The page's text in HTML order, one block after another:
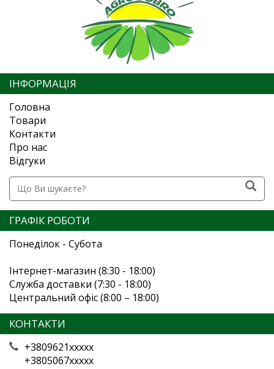
ІНФОРМАЦІЯ
Головна
Товари
Контакти
Про нас
Відгуки
ГРАФІК РОБОТИ
Понеділок - Субота
Інтернет-магазин (8:30 - 18:00)
Служба доставки (7:30 - 18:00)
Центральний офіс (8:00 – 18:00)
КОНТАКТИ
+3809621xxxxx
+3805067xxxxx